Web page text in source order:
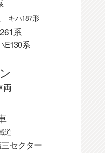
キハ187形
系
E130系
両
道
セクター